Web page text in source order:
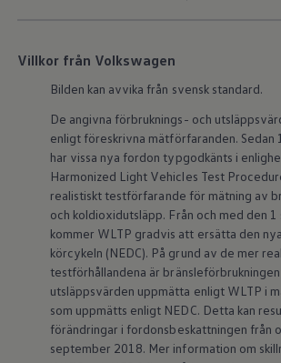
Elbilsbatteriets råvaror
Mjukvaruuppdateringar för ID.
Enkelt förklarat – så fungerar din
Vanliga frågor
ID. Drivers Club
Service av elbilar
Företag
Business Lease
Företagsleasing
Personalbil
Bonus malus
TCO - Total ägandekostnad
Ordlista
Fleet Interface Data
Millån
Köpa
Bygg din bil
Erbjudanden
Boka provkörning
Villkor från Volkswagen
Bilden kan avvika från svensk standard.
De angivna förbruknings- och
enligt föreskrivna mätförfaranden. Sedan
har vissa nya fordon typgodkänts i
Harmonized Light Vehicles Test
realistiskt testförfarande för mätning av
och koldioxidutsläpp. Från och med den
kommer WLTP gradvis att ersätta den
körcykeln (NEDC). På grund av de mer
testförhållandena är bränsleförbrukningen
utsläppsvärden uppmätta enligt WLTP i
som uppmätts enligt NEDC. Detta kan
förändringar i fordonsbeskattningen från
september 2018. Mer information om